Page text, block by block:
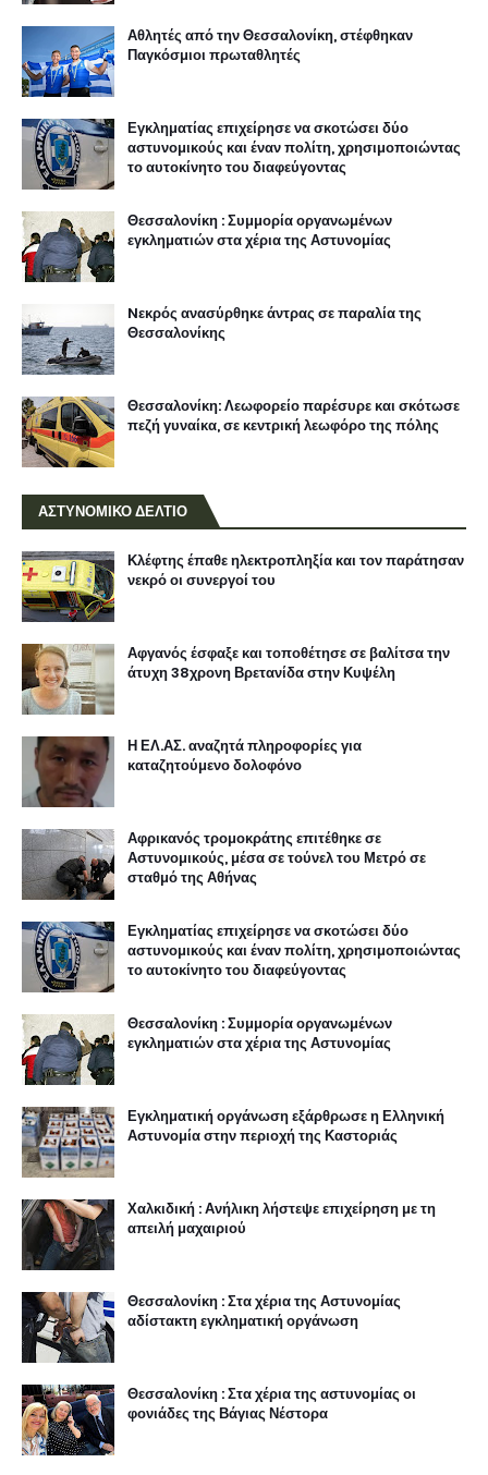
Αθλητές από την Θεσσαλονίκη, στέφθηκαν
Παγκόσμιοι πρωταθλητές
Εγκληματίας επιχείρησε να σκοτώσει δύο
αστυνομικούς και έναν πολίτη, χρησιμοποιώντας
το αυτοκίνητο του διαφεύγοντας
Θεσσαλονίκη : Συμμορία οργανωμένων
εγκληματιών στα χέρια της Αστυνομίας
Nεκρός ανασύρθηκε άντρας σε παραλία της
Θεσσαλονίκης
Θεσσαλονίκη: Λεωφορείο παρέσυρε και σκότωσε
πεζή γυναίκα, σε κεντρική λεωφόρο της πόλης
ΑΣΤΥΝΟΜΙΚΟ ΔΕΛΤΙΟ
Κλέφτης έπαθε ηλεκτροπληξία και τον παράτησαν
νεκρό οι συνεργοί του
Αφγανός έσφαξε και τοποθέτησε σε βαλίτσα την
άτυχη 38χρονη Βρετανίδα στην Κυψέλη
Η ΕΛ.ΑΣ. αναζητά πληροφορίες για
καταζητούμενο δολοφόνο
Αφρικανός τρομοκράτης επιτέθηκε σε
Αστυνομικούς, μέσα σε τούνελ του Μετρό σε
σταθμό της Αθήνας
Εγκληματίας επιχείρησε να σκοτώσει δύο
αστυνομικούς και έναν πολίτη, χρησιμοποιώντας
το αυτοκίνητο του διαφεύγοντας
Θεσσαλονίκη : Συμμορία οργανωμένων
εγκληματιών στα χέρια της Αστυνομίας
Εγκληματική οργάνωση εξάρθρωσε η Ελληνική
Αστυνομία στην περιοχή της Καστοριάς
Χαλκιδική : Ανήλικη λήστεψε επιχείρηση με τη
απειλή μαχαιριού
Θεσσαλονίκη : Στα χέρια της Αστυνομίας
αδίστακτη εγκληματική οργάνωση
Θεσσαλονίκη : Στα χέρια της αστυνομίας οι
φονιάδες της Βάγιας Νέστορα